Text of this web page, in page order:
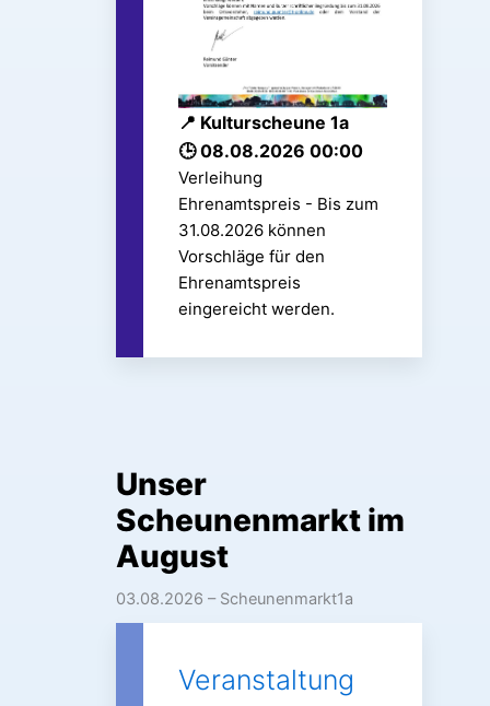
Kulturscheune 1a
08.08.2026 00:00
Verleihung
Ehrenamtspreis - Bis zum
31.08.2026 können
Vorschläge für den
Ehrenamtspreis
eingereicht werden.
Unser
Scheunenmarkt im
August
03.08.2026 – Scheunenmarkt1a
Veranstaltung